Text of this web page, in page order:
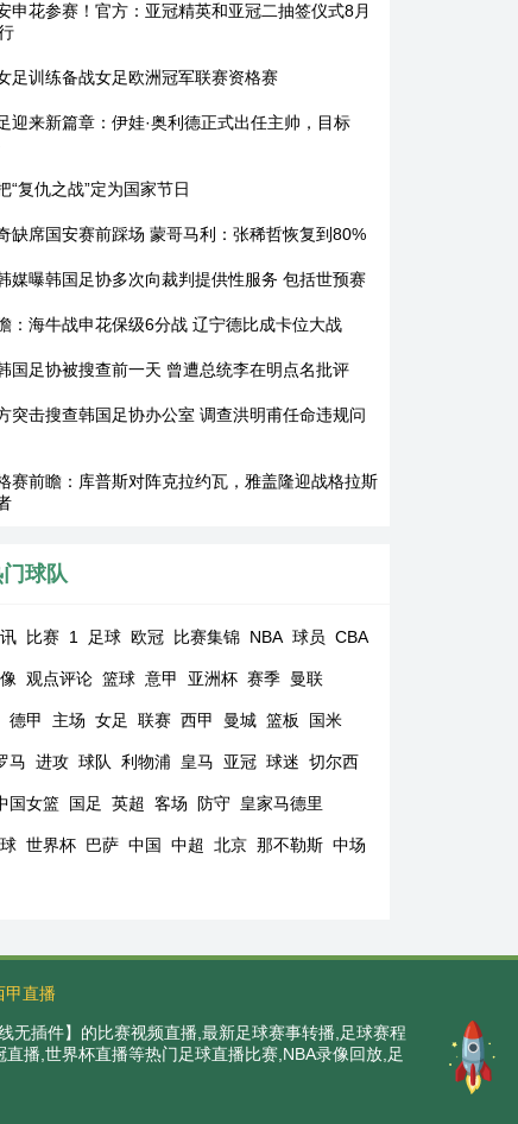
申花参赛！官方：亚冠精英和亚冠二抽签仪式8月
足训练备战女足欧洲冠军联赛资格赛
迎来新篇章：伊娃·奥利德正式出任主帅，目标
“复仇之战”定为国家节日
缺席国安赛前踩场 蒙哥马利：张稀哲恢复到80%
媒曝韩国足协多次向裁判提供性服务 包括世预赛
：海牛战申花保级6分战 辽宁德比成卡位大战
国足协被搜查前一天 曾遭总统李在明点名批评
突击搜查韩国足协办公室 调查洪明甫任命违规问
赛前瞻：库普斯对阵克拉约瓦，雅盖隆迎战格拉斯
球队
比赛 1 足球 欧冠 比赛集锦 NBA 球员 CBA
观点评论 篮球 意甲 亚洲杯 赛季 曼联
德甲 主场 女足 联赛 西甲 曼城 篮板 国米
马 进攻 球队 利物浦 皇马 亚冠 球迷 切尔西
国女篮 国足 英超 客场 防守 皇家马德里
世界杯 巴萨 中国 中超 北京 那不勒斯 中场
甲直播
无插件】的比赛视频直播,最新足球赛事转播,足球赛程
播,世界杯直播等热门足球直播比赛,NBA录像回放,足